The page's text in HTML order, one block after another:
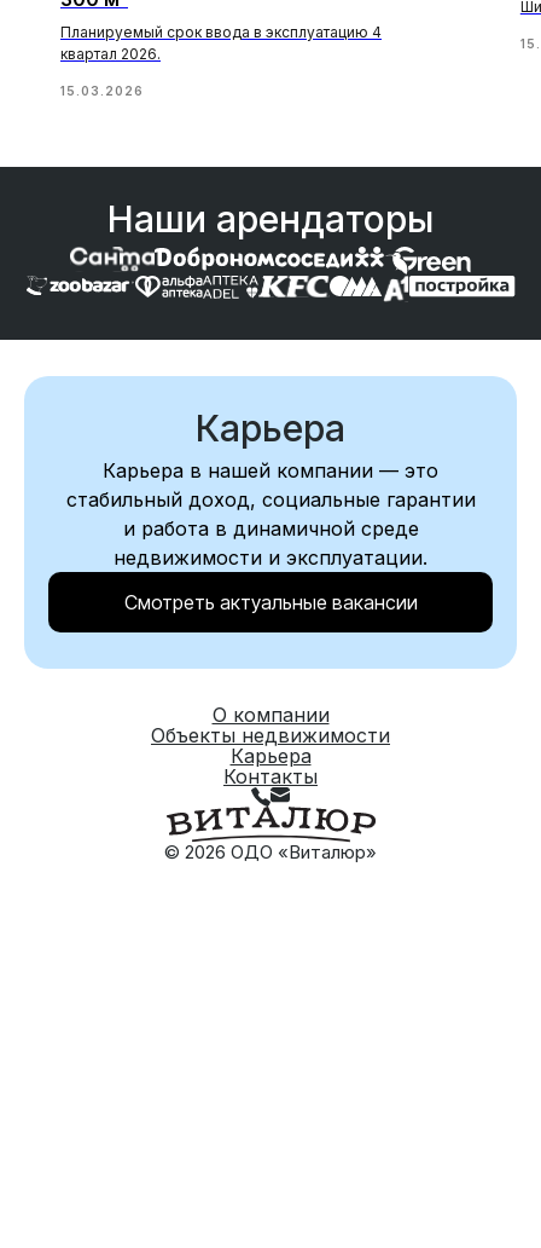
Планируемый срок ввода в эксплуатацию 4
квартал 2026.
15.03.2026
Наши арендаторы
Карьера
Карьера в нашей компании — это
стабильный доход, социальные гарантии
и работа в динамичной среде
недвижимости и эксплуатации.
Смотреть актуальные вакансии
© 2026 ОДО «Виталюр»
О компании
Объекты недвижимости
Карьера
Контакты